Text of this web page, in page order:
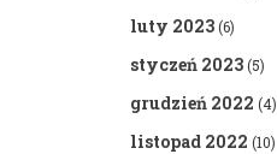
luty 2023(6)
styczeń 2023(5)
grudzień 2022 (4)
listopad 2022 (10)